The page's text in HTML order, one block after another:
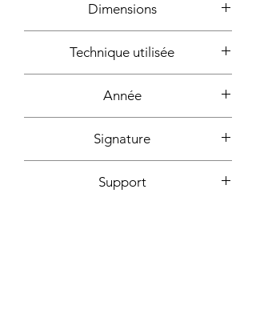
Dimensions
Technique utilisée
Année
Signature
d'authencité signé
Support